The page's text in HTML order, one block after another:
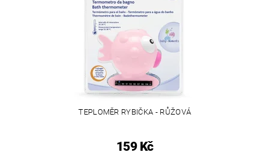
TEPLOMĚR RYBIČKA - RŮŽOVÁ
159 Kč